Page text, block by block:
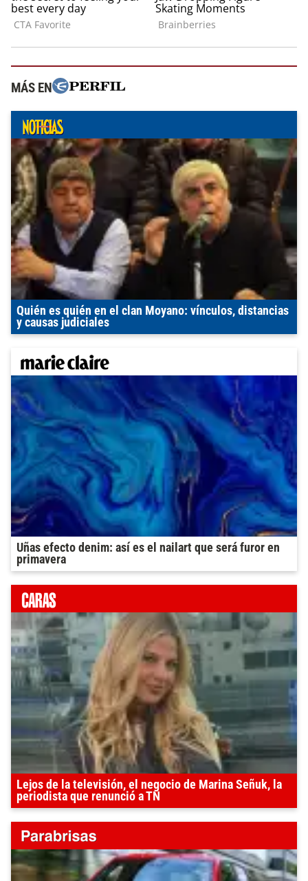
MÁS EN
Quién es quién en el clan Moyano: vínculos, distancias
y causas judiciales
Uñas efecto denim: así es el nailart que será furor en
primavera
Lejos de la televisión, el negocio de Marina Señuk, la
periodista que renunció a TN